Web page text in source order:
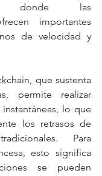
donde las
importantes
de velocidad y
que sustenta
permite realizar
lo que
los retrasos de
Para
esto significa
se pueden